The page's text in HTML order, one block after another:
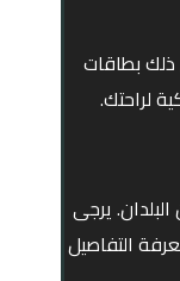
بطاقات
لراحتك.
يرجى
التفاصيل